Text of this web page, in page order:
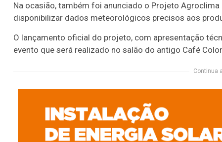
Na ocasião, também foi anunciado o Projeto
disponibilizar dados meteorológicos precisos aos
O lançamento oficial do projeto, com apresentação
evento que será realizado no salão do antigo Café
Continua